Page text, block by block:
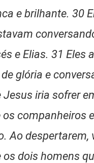
e brilhante. 30
e Elias. 31 Eles
glória e
Jesus iria sofrer
os companheiros
Ao despertarem,
os dois homens